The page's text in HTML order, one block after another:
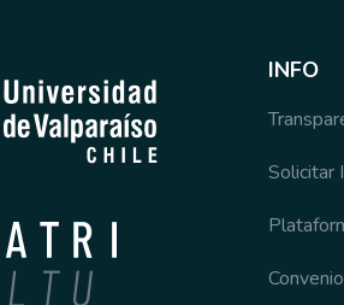
INFO
Solicitar